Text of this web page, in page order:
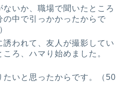
ないか、職場で聞いたところ
の中で引っかかったからで
誘われて、友人が撮影してい
ろ、ハマり始めました。
たいと思ったからです。（50